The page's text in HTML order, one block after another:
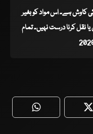
کی کاوش ہے۔ اس مواد کو بغیر
کرنا درست نہیں۔ تمام
WhatsApp